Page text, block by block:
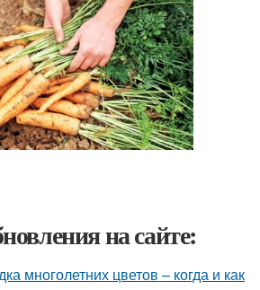
на сайте:
многолетних цветов – когда и как